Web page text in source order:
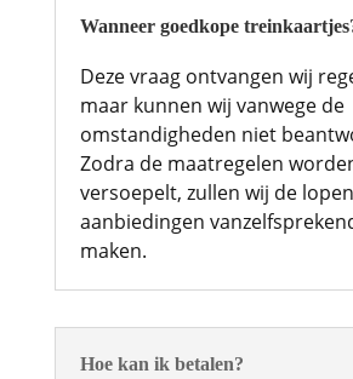
Wanneer goedkope
Deze vraag ontvangen wij
maar kunnen wij vanwege de
omstandigheden niet
Zodra de maatregelen
versoepelt, zullen wij de
aanbiedingen
maken.
Hoe kan ik betalen?